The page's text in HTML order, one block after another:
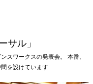
サル」
スワークスの発表会。 本番、
を設けています